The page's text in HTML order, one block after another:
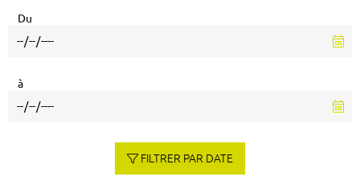
Du
à
FILTRER PAR DATE